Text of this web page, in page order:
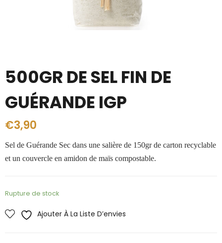
500GR DE SEL FIN DE
GUÉRANDE IGP
€3,90
Sel de Guérande Sec dans une salière de 150gr de carton recyclable
et un couvercle en amidon de maïs compostable.
Rupture de stock
Ajouter À La Liste D’envies